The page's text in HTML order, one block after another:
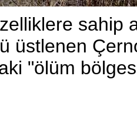
sahip
üstlenen
"ölüm